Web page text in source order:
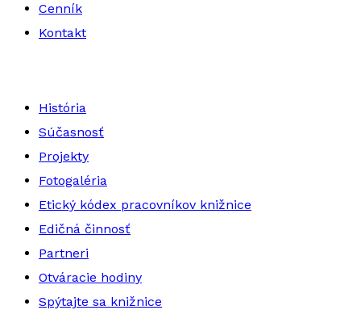
Cenník
Kontakt
História
Súčasnosť
Projekty
Fotogaléria
Etický kódex pracovníkov knižnice
Edičná činnosť
Partneri
Otváracie hodiny
Spýtajte sa knižnice